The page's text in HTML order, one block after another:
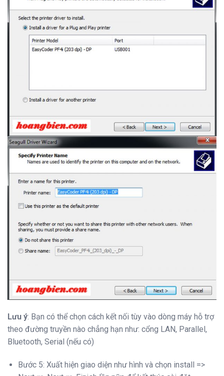
Lưu ý: Bạn có thể chọn cách kết nối tùy vào dòng máy hỗ trợ
theo đường truyền nào chẳng hạn như: cổng LAN, Parallel,
Bluetooth, Serial (nếu có)
Bước 5: Xuất hiện giao diện như hình và chọn install =>